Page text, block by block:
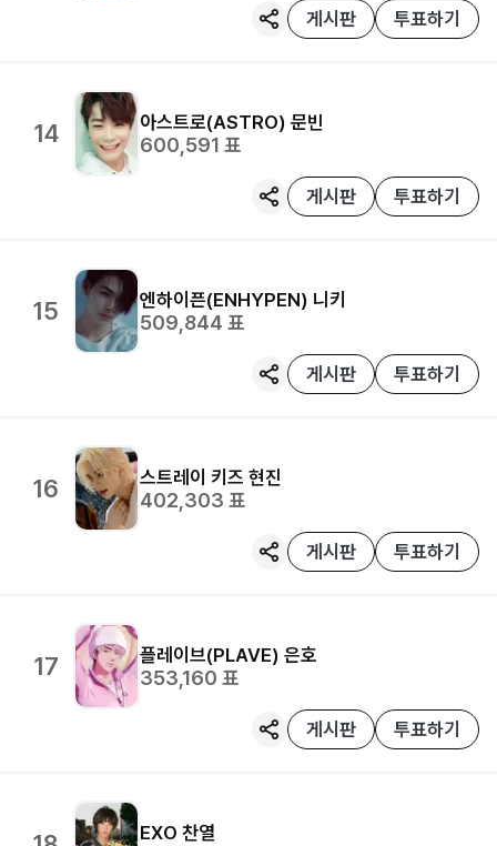
게시판 투표하기
14 아스트로(ASTRO) 문빈
600,591 표
게시판 투표하기
15 엔하이픈(ENHYPEN) 니키
509,844 표
게시판 투표하기
16 스트레이 키즈 현진
402,303 표
게시판 투표하기
17 플레이브(PLAVE) 은호
353,160 표
게시판 투표하기
EXO 찬열